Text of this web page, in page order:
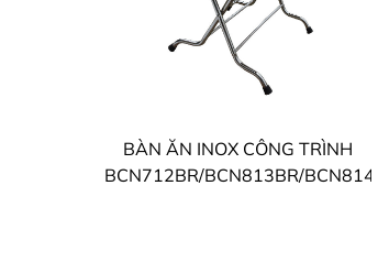
BÀN ĂN INOX CÔNG TRÌNH
BCN712BR/BCN813BR/BCN814BR